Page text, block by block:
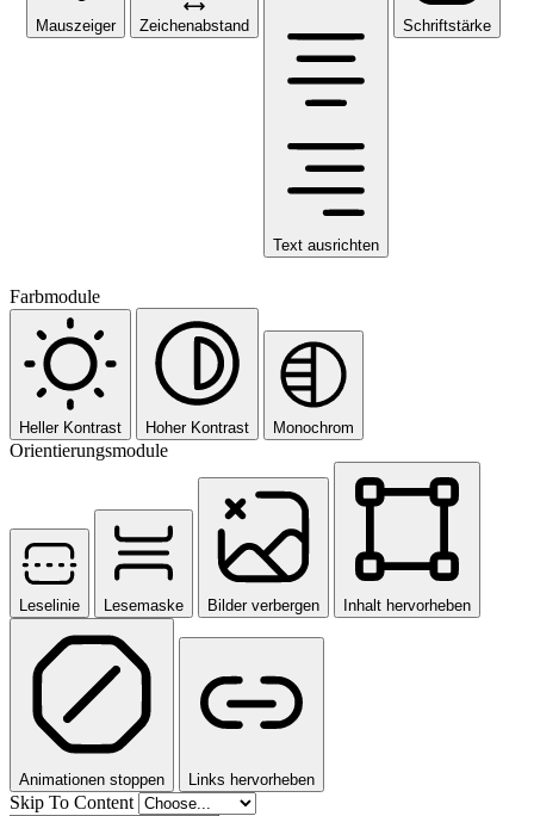
Mauszeiger Zeichenabstand
Text ausrichten
Schriftstärke
Farbmodule
Heller Kontrast Hoher Kontrast Monochrom
Orientierungsmodule
Leselinie Lesemaske Bilder verbergen Inhalt hervorheben
Animationen stoppen Links hervorheben
Skip To Content